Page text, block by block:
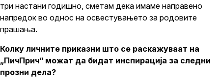
три настани годишно, сметам дека имаме направено
напредок во однос на освестувањето за родовите
прашања.
Колку личните приказни што се раскажуваат на
„ПичПрич“ можат да бидат инспирација за следни
прозни дела?